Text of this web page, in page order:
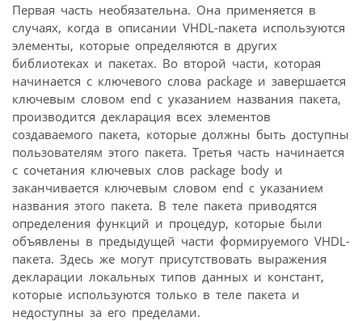
Первая часть необязательна. Она применяется в
случаях, когда в описании VHDL-пакета используются
элементы, которые определяются в других
библиотеках и пакетах. Во второй части, которая
начинается с ключевого слова package и завершается
ключевым словом end с указанием названия пакета,
производится декларация всех элементов
создаваемого пакета, которые должны быть доступны
пользователям этого пакета. Третья часть начинается
с сочетания ключевых слов package body и
заканчивается ключевым словом end с указанием
названия этого пакета. В теле пакета приводятся
определения функций и процедур, которые были
объявлены в предыдущей части формируемого VHDL-
пакета. Здесь же могут присутствовать выражения
декларации локальных типов данных и констант,
которые используются только в теле пакета и
недоступны за его пределами.